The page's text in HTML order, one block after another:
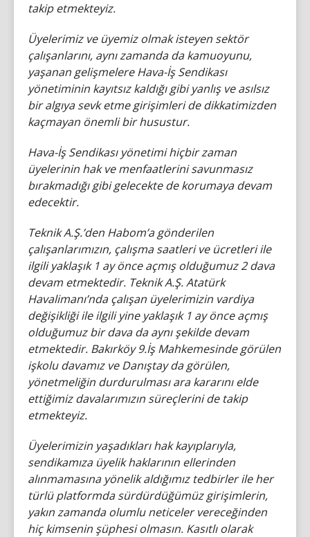
takip etmekteyiz.
Üyelerimiz ve üyemiz olmak isteyen sektör
çalışanlarını, aynı zamanda da kamuoyunu,
yaşanan gelişmelere Hava-İş Sendikası
yönetiminin kayıtsız kaldığı gibi yanlış ve asılsız
bir algıya sevk etme girişimleri de dikkatimizden
kaçmayan önemli bir husustur.
Hava-İş Sendikası yönetimi hiçbir zaman
üyelerinin hak ve menfaatlerini savunmasız
bırakmadığı gibi gelecekte de korumaya devam
edecektir.
Teknik A.Ş.’den Habom’a gönderilen
çalışanlarımızın, çalışma saatleri ve ücretleri ile
ilgili yaklaşık 1 ay önce açmış olduğumuz 2 dava
devam etmektedir. Teknik A.Ş. Atatürk
Havalimanı’nda çalışan üyelerimizin vardiya
değişikliği ile ilgili yine yaklaşık 1 ay önce açmış
olduğumuz bir dava da aynı şekilde devam
etmektedir. Bakırköy 9.İş Mahkemesinde görülen
işkolu davamız ve Danıştay da görülen,
yönetmeliğin durdurulması ara kararını elde
ettiğimiz davalarımızın süreçlerini de takip
etmekteyiz.
Üyelerimizin yaşadıkları hak kayıplarıyla,
sendikamıza üyelik haklarının ellerinden
alınmamasına yönelik aldığımız tedbirler ile her
türlü platformda sürdürdüğümüz girişimlerin,
yakın zamanda olumlu neticeler vereceğinden
hiç kimsenin şüphesi olmasın. Kasıtlı olarak